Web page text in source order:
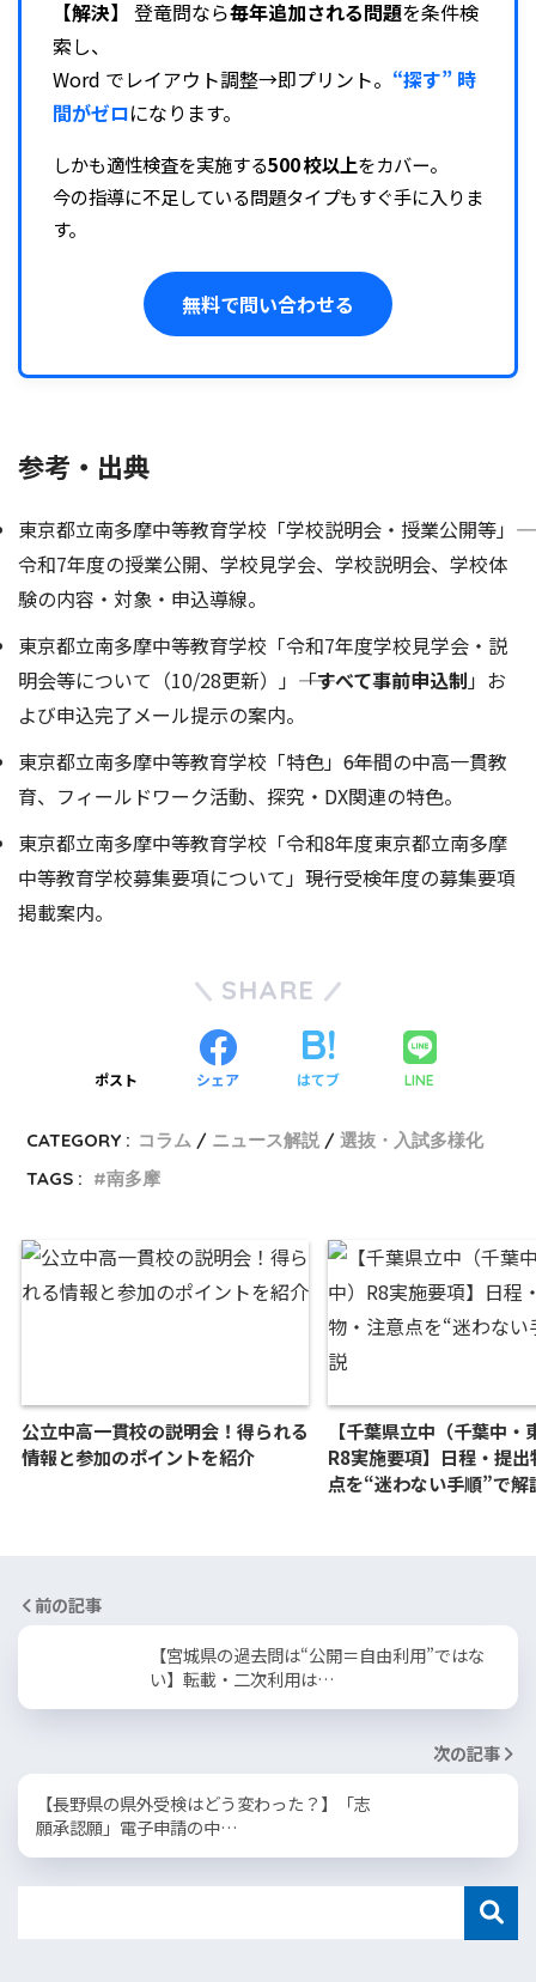
【解決】 登竜問なら毎年追加される問題を条件検
索し、
Word でレイアウト調整→即プリント。 “探す” 時
間がゼロになります。
しかも適性検査を実施する500 校以上をカバー。
今の指導に不足している問題タイプもすぐ手に入りま
す。
無料で問い合わせる
参考・出典
東京都立南多摩中等教育学校「学校説明会・授業公開等」――
令和7年度の授業公開、学校見学会、学校説明会、学校体
験の内容・対象・申込導線。
東京都立南多摩中等教育学校「令和7年度学校見学会・説
明会等について（10/28更新）」――「すべて事前申込制」お
よび申込完了メール提示の案内。
東京都立南多摩中等教育学校「特色」――6年間の中高一貫教
育、フィールドワーク活動、探究・DX関連の特色。
東京都立南多摩中等教育学校「令和8年度東京都立南多摩
中等教育学校募集要項について」――現行受検年度の募集要項
掲載案内。
SHARE
ポスト シェア はてブ LINE
CATEGORY : コラム ニュース解説
選抜・入試多様化
TAGS :
南多摩
公立中高一貫校の説明会！得られる
情報と参加のポイントを紹介
【千葉県立中（千葉中・
R8実施要項】日程・提
点を“迷わない手順”で解
前の記事
【宮城県の過去問は“公開＝自由利用”ではな
い】転載・二次利用は…
次の記事
【長野県の県外受検はどう変わった？】「志
願承認願」電子申請の中…